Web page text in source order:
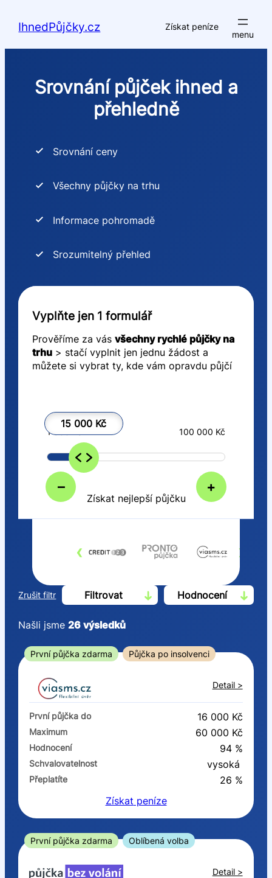
IhnedPůjčky.cz Získat peníze
Srovnání půjček ihned a
přehledně
Srovnání ceny
Všechny půjčky na trhu
Informace pohromadě
Srozumitelný přehled
Vyplňte jen 1 formulář
Prověříme za vás všechny rychlé půjčky na
trhu> stačí vyplnit jen jednu žádost a
můžete si vybrat ty, kde vám opravdu půjčí
15 000 Kč
– +
1 000 Kč 100 000 Kč
Získat nejlepší půjčku
‹ ›
Zrušit filtr Filtrovat Hodnocení
Od
První půjčka zdarma
–
ano
Ve zkušebce
ano
ne
V exekuci
Našli jsme26 výsledků
První půjčka zdarma Půjčka po insolvenci
Detail >
První půjčka do 16 000 Kč
Maximum 60 000 Kč
Hodnocení 94 %
Schvalovatelnost vysoká
Přeplatíte
26 %
Získat peníze
První půjčka zdarma Oblíbená volba
Detail >